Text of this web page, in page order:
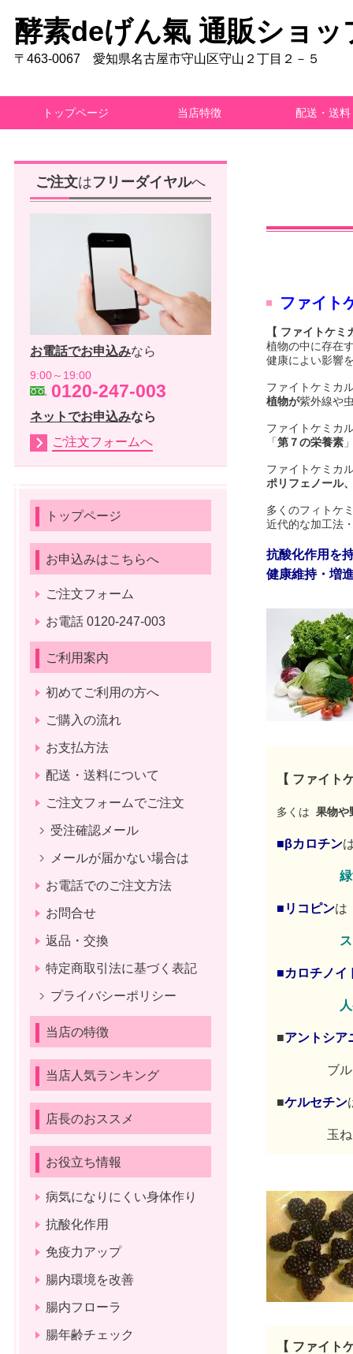
酵素deげん氣 通販ショッ
〒463-0067 愛知県名古屋市守山区守山２丁目２－５
トップページ 当店特徴 配送・送料
ファイト
【 ファイトケミ
植物の中に存在
健康によい影響
ファイトケミカ
植物が紫外線や
ファイトケミカ
「第７の栄養素
ファイトケミカ
ポリフェノール
多くのフィトケ
近代的な加工法
抗酸化作用を
健康維持・増
【 ファイト
多くは 果物や
■βカロチン
■ リコピンは
■カロチノイ
■アントシア
ブルー
■ケルセチン
玉ね
【 ファイ
ご注文はフリーダイヤルへ
お電話でお申込みなら
9:00～19:00
0120-247-003
ネットでお申込みなら
ご注文フォームへ
トップページ
お申込みはこちらへ
ご注文フォーム
お電話 0120-247-003
ご利用案内
初めてご利用の方へ
ご購入の流れ
お支払方法
配送・送料について
ご注文フォームでご注文
受注確認メール
メールが届かない場合は
お電話でのご注文方法
お問合せ
返品・交換
特定商取引法に基づく表記
プライバシーポリシー
当店の特徴
当店人気ランキング
店長のおススメ
お役立ち情報
病気になりにくい身体作り
抗酸化作用
免疫力アップ
腸内環境を改善
腸内フローラ
腸年齢チェック